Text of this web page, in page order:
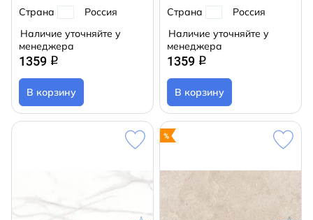
Страна
Россия
Наличие уточняйте у
менеджера
1359 q
В корзину
Страна
Россия
Наличие уточняйте у
менеджера
1359 q
В корзину